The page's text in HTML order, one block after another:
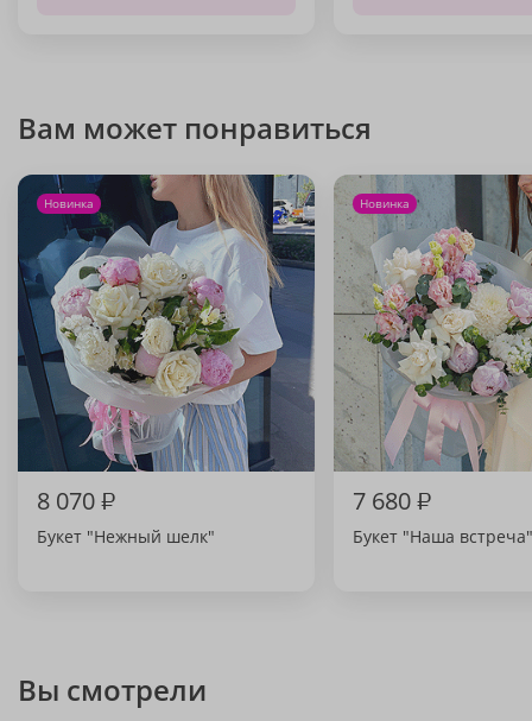
Вам может понравиться
Новинка
8 070₽
Букет "Нежный шелк"
Новинка
7 680₽
Букет "Наша встреча"
Вы смотрели